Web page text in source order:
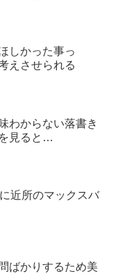
しかった事っ
えさせられる
わからない落書き
見ると…
近所のマックスバ
ばかりするため美